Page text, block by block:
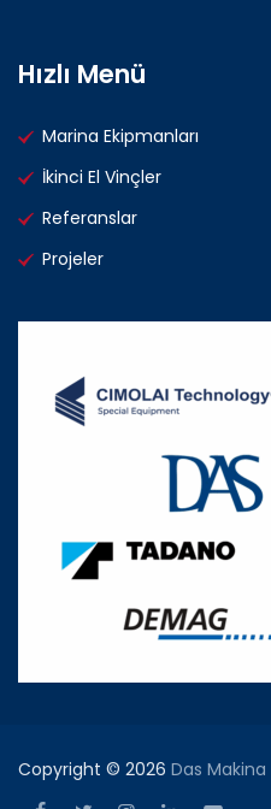
Hızlı Menü
Marina Ekipmanları
İkinci El Vinçler
Referanslar
Projeler
Copyright © 2026 Das Makina